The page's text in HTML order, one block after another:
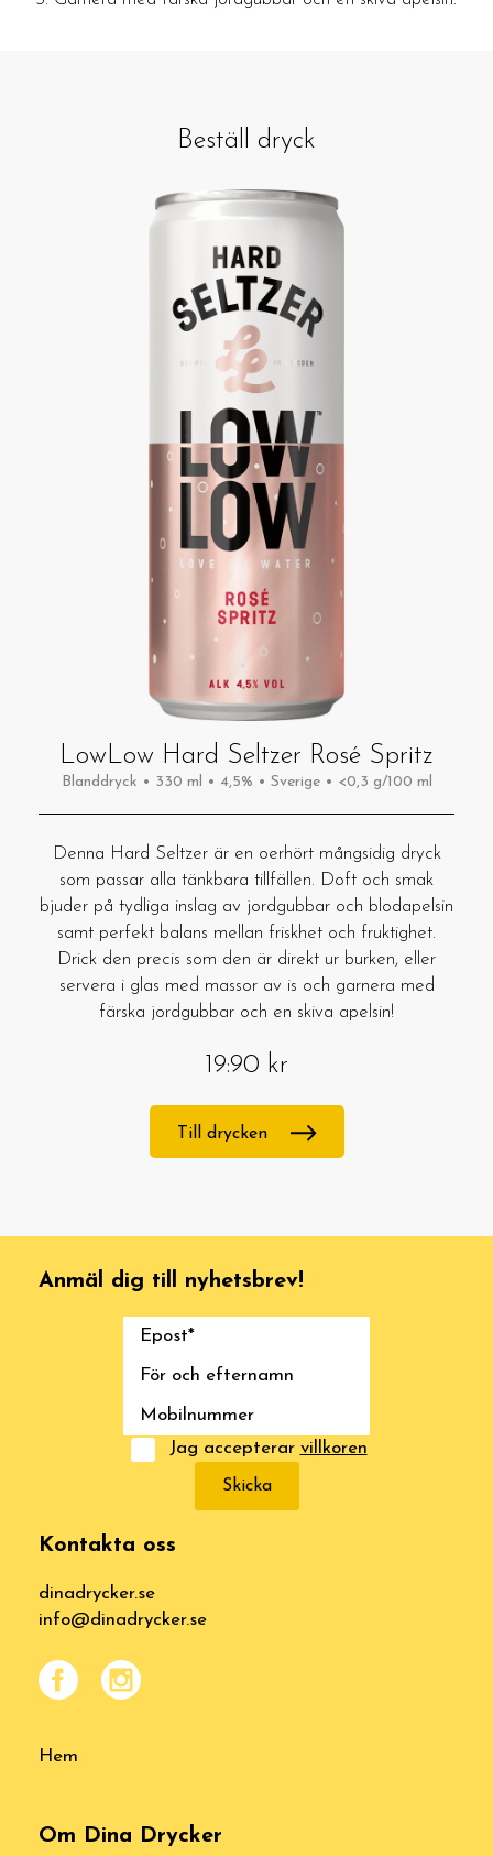
Beställ dryck
LowLow Hard Seltzer Rosé Spritz
Blanddryck • 330 ml • 4,5% • Sverige • <0,3 g/100 ml
Denna Hard Seltzer är en oerhört mångsidig dryck
som passar alla tänkbara tillfällen. Doft och smak
bjuder på tydliga inslag av jordgubbar och blodapelsin
samt perfekt balans mellan friskhet och fruktighet.
Drick den precis som den är direkt ur burken, eller
servera i glas med massor av is och garnera med
färska jordgubbar och en skiva apelsin!
19:90 kr
Till drycken
Anmäl dig till nyhetsbrev!
Jag accepterar villkoren
Skicka
Kontakta oss
dinadrycker.se
info@dinadrycker.se
Hem
Om Dina Drycker